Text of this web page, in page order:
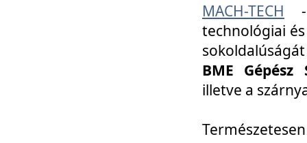
MACH-TECH
technológiai
BME
illetve a